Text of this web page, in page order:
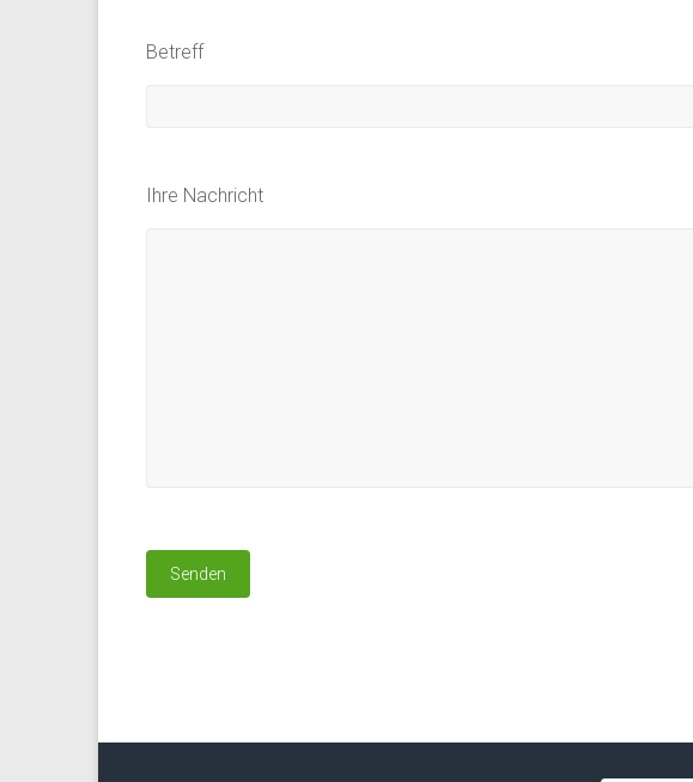
Betreff
Ihre Nachricht